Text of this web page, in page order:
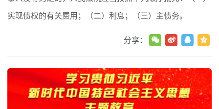
实现债权的有关费用；（二）利息；（三）主债务。
分享：